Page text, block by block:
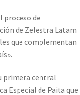
proceso de
de Zelestra Latam
que complementan
primera central
Especial de Paita que